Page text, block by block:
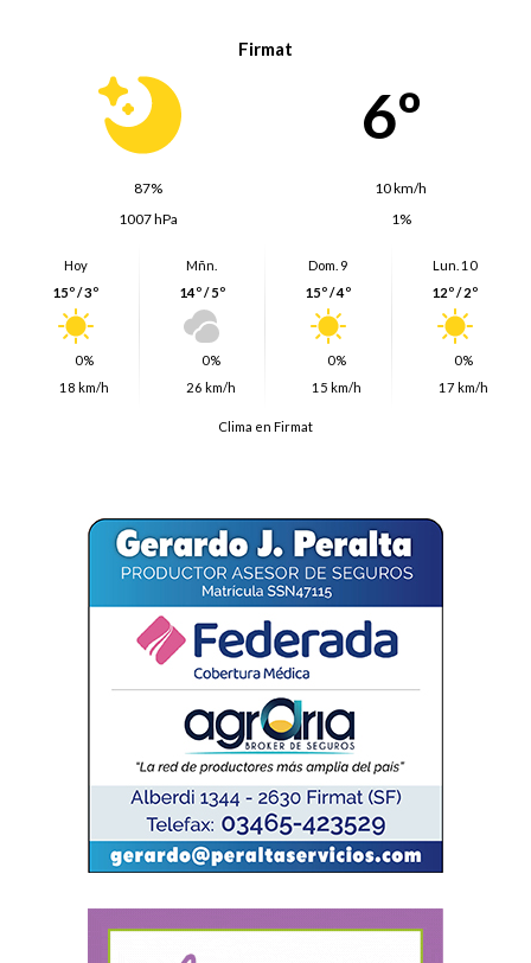
Firmat
6º
87%
10 km/h
1007 hPa
1%
Hoy
15º / 3º
0%
18 km/h
Mñn.
14º / 5º
0%
26 km/h
Dom. 9
15º / 4º
0%
15 km/h
Lun. 10
12º / 2º
0%
17 km/h
Clima en Firmat